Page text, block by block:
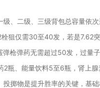
、二级、三级背包总容量依
狙仅需30至40发，若是7.62
枪弹药无需超过50发，过量
瓶、能量饮料5至6瓶，肾上
掷物是提升胜率的关键，基